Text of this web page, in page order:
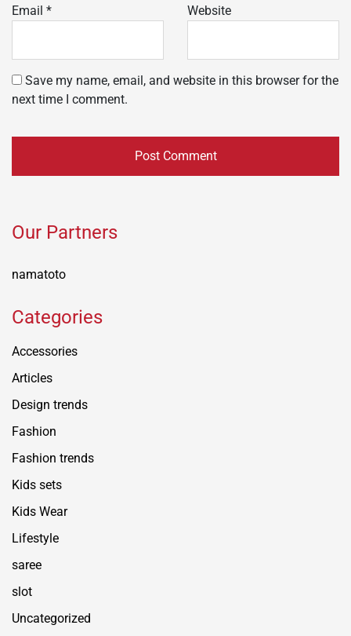
Email * Website
Save my name, email, and website in this browser for the
next time I comment.
Our Partners
namatoto
Categories
Accessories
Articles
Design trends
Fashion
Fashion trends
Kids sets
Kids Wear
Lifestyle
saree
slot
Uncategorized